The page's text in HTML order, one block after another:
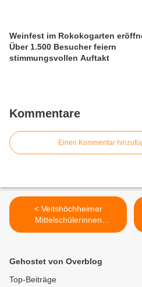
Weinfest im Rokokogarten
Über 1.500 Besucher feiern
stimmungsvollen Auftakt
Kommentare
Einen Kommentar
< Veitshöchheimer
Mittelschülerinnen
wechselten am Girls-Day im
Gehostet von Overblog
Top-Beiträge